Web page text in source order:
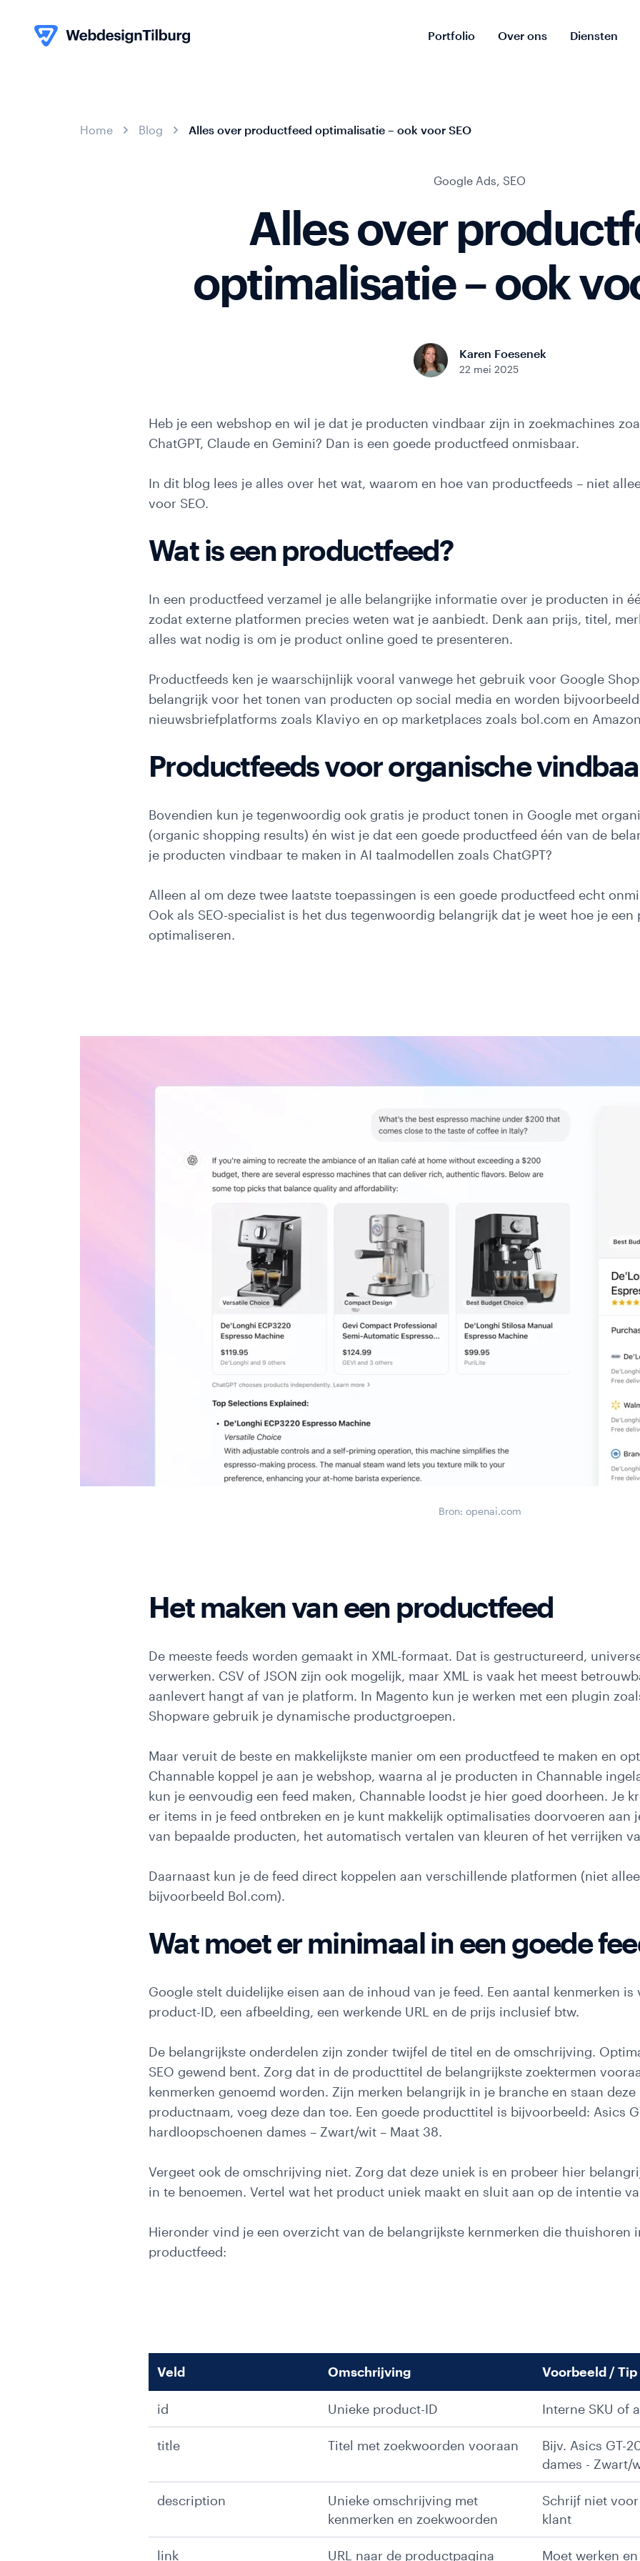
Skip to content
Portfolio Over ons Diensten
Websites
Online
Portfolio
Over
ons
Contact
Blog
Webinars
info@webdesigntilburg.nl
Home Blog Alles over productfeed optimalisatie – ook voor SEO
Google Ads,SEO
Alles over
optimalisatie – ook
Karen Foesenek
22 mei 2025
Heb je een webshop en wil je dat je producten vindbaar zijn in zoekmachines
ChatGPT, Claude en Gemini? Dan is een goede productfeed onmisbaar.
In dit blog lees je alles over het wat, waarom en hoe van productfeeds – niet
voor SEO.
Wat is een productfeed?
In een productfeed verzamel je alle belangrijke informatie over je producten in
zodat externe platformen precies weten wat je aanbiedt. Denk aan prijs, titel,
alles wat nodig is om je product online goed te presenteren.
Productfeeds ken je waarschijnlijk vooral vanwege het gebruik voor Google
belangrijk voor het tonen van producten op social media en worden
nieuwsbriefplatforms zoals Klaviyo en op marketplaces zoals bol.com en
Productfeeds voor organische
Bovendien kun je tegenwoordig ook gratis je product tonen in Google met
(organic shopping results) én wist je dat een goede productfeed één van de
je producten vindbaar te maken in AI taalmodellen zoals ChatGPT?
Alleen al om deze twee laatste toepassingen is een goede productfeed echt
Ook als SEO-specialist is het dus tegenwoordig belangrijk dat je weet hoe je
optimaliseren.
Bron: openai.com
Het maken van een productfeed
De meeste feeds worden gemaakt in XML-formaat. Dat is gestructureerd,
verwerken. CSV of JSON zijn ook mogelijk, maar XML is vaak het meest
aanlevert hangt af van je platform. In Magento kun je werken met een plugin
Shopware gebruik je dynamische productgroepen.
Maar veruit de beste en makkelijkste manier om een productfeed te maken en
Channable koppel je aan je webshop, waarna al je producten in Channable
kun je eenvoudig een feed maken, Channable loodst je hier goed doorheen. Je
er items in je feed ontbreken en je kunt makkelijk optimalisaties doorvoeren aan
van bepaalde producten, het automatisch vertalen van kleuren of het verrijken
Daarnaast kun je de feed direct koppelen aan verschillende platformen (niet
bijvoorbeeld Bol.com).
Wat moet er minimaal in een goede
Google stelt duidelijke eisen aan de inhoud van je feed. Een aantal kenmerken
product-ID, een afbeelding, een werkende URL en de prijs inclusief btw.
De belangrijkste onderdelen zijn zonder twijfel de titel en de omschrijving.
SEO gewend bent. Zorg dat in de producttitel de belangrijkste zoektermen
kenmerken genoemd worden. Zijn merken belangrijk in je branche en staan
productnaam, voeg deze dan toe. Een goede producttitel is bijvoorbeeld: Asics
hardloopschoenen dames – Zwart/wit – Maat 38.
Vergeet ook de omschrijving niet. Zorg dat deze uniek is en probeer hier
in te benoemen. Vertel wat het product uniek maakt en sluit aan op de intentie
Hieronder vind je een overzicht van de belangrijkste kernmerken die thuishoren
productfeed:
Veld Omschrijving Voorbeeld / Tip
id Unieke product-ID Interne SKU of
title Titel met zoekwoorden vooraan
Bijv. Asics GT-
dames - Zwart/
description
Unieke omschrijving met
kenmerken en zoekwoorden
Schrijf niet
klant
link URL naar de productpagina Moet werken